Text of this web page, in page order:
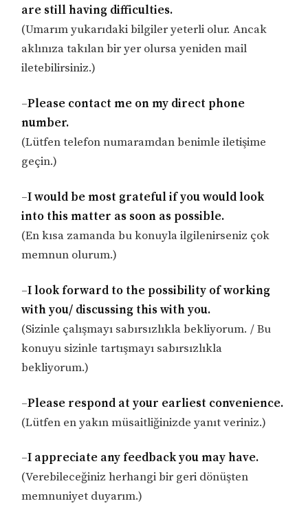
are still having difficulties.
(Umarım yukarıdaki bilgiler yeterli olur. Ancak
aklınıza takılan bir yer olursa yeniden mail
iletebilirsiniz.)
–Please contact me on my direct phone
number.
(Lütfen telefon numaramdan benimle iletişime
geçin.)
–I would be most grateful if you would look
into this matter as soon as possible.
(En kısa zamanda bu konuyla ilgilenirseniz çok
memnun olurum.)
–I look forward to the possibility of working
with you/ discussing this with you.
(Sizinle çalışmayı sabırsızlıkla bekliyorum. / Bu
konuyu sizinle tartışmayı sabırsızlıkla
bekliyorum.)
–Please respond at your earliest convenience.
(Lütfen en yakın müsaitliğinizde yanıt veriniz.)
–I appreciate any feedback you may have.
(Verebileceğiniz herhangi bir geri dönüşten
memnuniyet duyarım.)